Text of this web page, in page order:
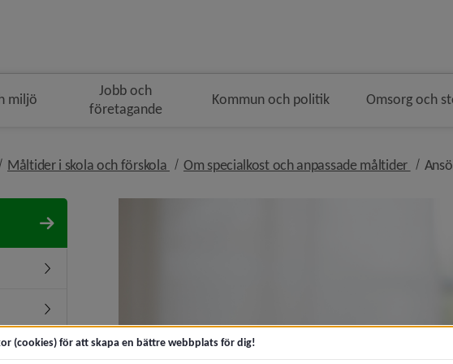
miljö
Jobb och
företagande
Kommun och politik Omsorg och
i brödsmulenavigeringen
Måltider i skola och förskola nivå i brödsmulenavigeringen
Om specialkost och anpassade måltider nivå i
Undermeny för Förskola
Undermeny för Grundskola
(cookies) för att skapa en bättre webbplats för dig!